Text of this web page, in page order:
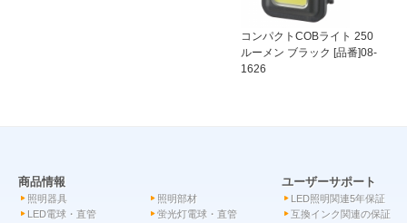
コンパクトCOBライト 250
ルーメン ブラック [品番]08-
1626
商品情報
照明器具
照明部材
LED電球・直管
蛍光灯電球・直管
ユーザーサポート
LED照明関連5年保証
互換インク関連の保証